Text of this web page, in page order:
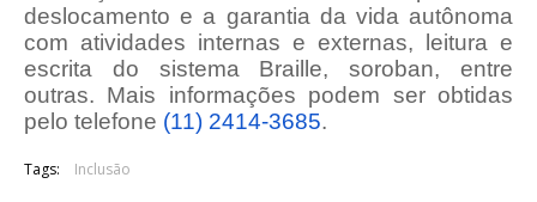
deslocamento e a garantia da vida autônoma
com atividades internas e externas, leitura e
escrita do sistema Braille, soroban, entre
outras. Mais informações podem ser obtidas
pelo telefone (11) 2414-3685.
Tags: Inclusão